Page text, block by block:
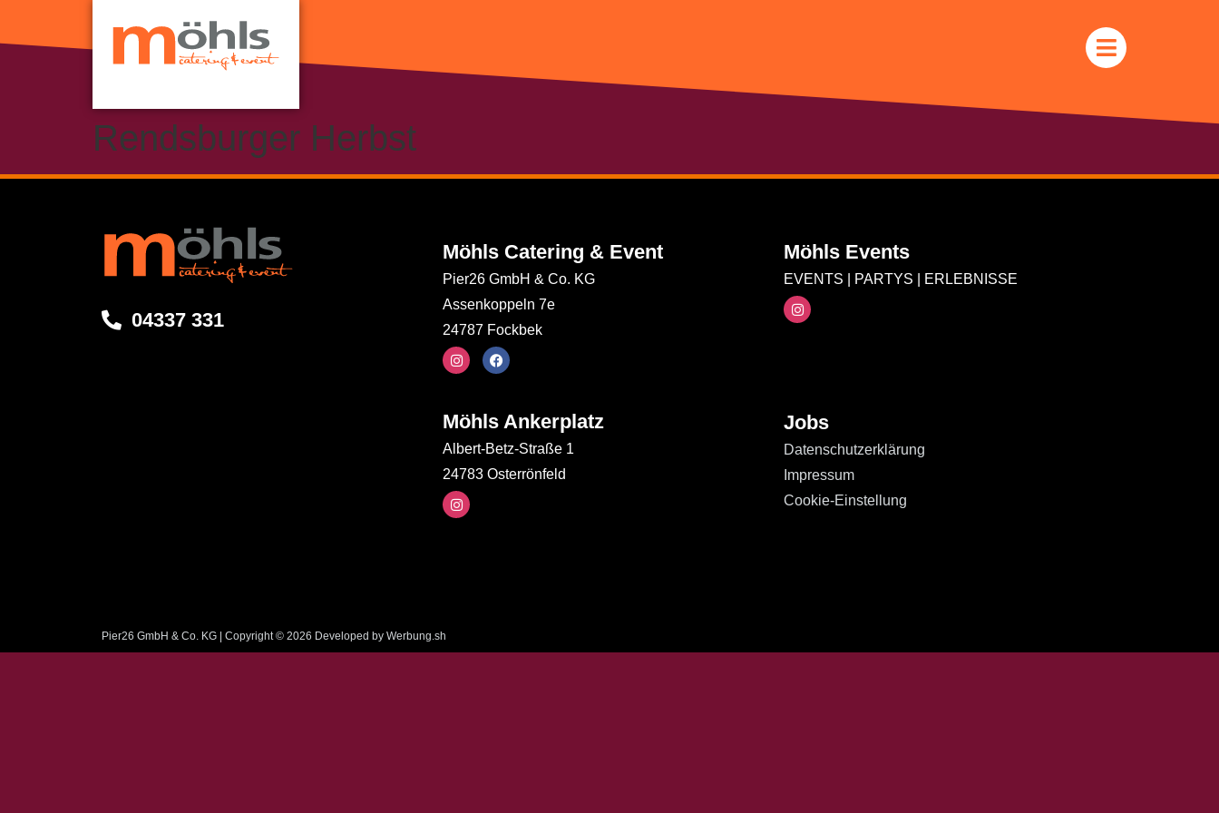
Rendsburger Herbst
04337 331
Möhls Catering & Event
Pier26 GmbH & Co. KG
Assenkoppeln 7e
24787 Fockbek
Möhls Ankerplatz
Albert-Betz-Straße 1
24783 Osterrönfeld
Möhls Events
EVENTS | PARTYS | ERLEBNISSE
Jobs
Datenschutzerklärung
Impressum
Cookie-Einstellung
Pier26 GmbH & Co. KG | Copyright © 2026 Developed by Werbung.sh